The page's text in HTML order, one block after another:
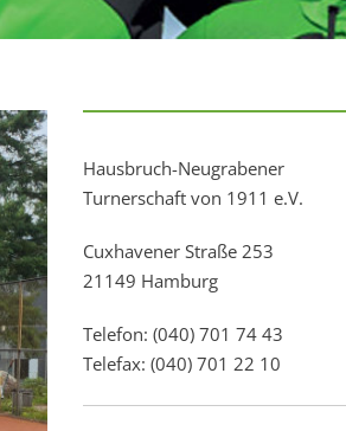
Hausbruch-Neugrabener
Turnerschaft von 1911 e.V.
Cuxhavener Straße 253
21149 Hamburg
Telefon: (040) 701 74 43
Telefax: (040) 701 22 10